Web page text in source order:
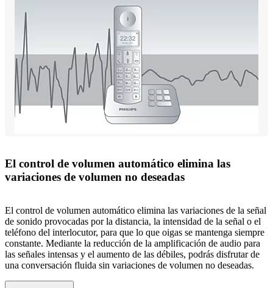
El control de volumen automático elimina las
variaciones de volumen no deseadas
El control de volumen automático elimina las variaciones de la señal
de sonido provocadas por la distancia, la intensidad de la señal o el
teléfono del interlocutor, para que lo que oigas se mantenga siempre
constante. Mediante la reducción de la amplificación de audio para
las señales intensas y el aumento de las débiles, podrás disfrutar de
una conversación fluida sin variaciones de volumen no deseadas.